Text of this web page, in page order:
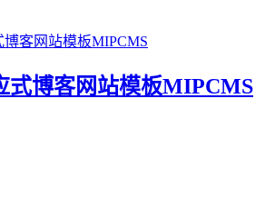
式博客网站模板MIPCMS